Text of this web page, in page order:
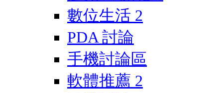
數位生活 2
PDA 討論
手機討論區
軟體推薦 2